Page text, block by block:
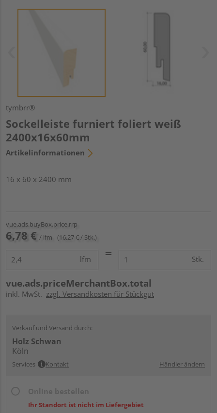
tymbrr®
Sockelleiste furniert foliert weiß
2400x16x60mm
Artikelinformationen
16 x 60 x 2400 mm
vue.ads.buyBox.price.rrp
6,78 € / lfm (16,27 € / Stk.)
lfm Stk.
vue.ads.priceMerchantBox.total
inkl. MwSt. zzgl. Versandkosten für Stückgut
Verkauf und Versand durch:
Holz Schwan
Köln
Services Kontakt Händler ändern
Ihr Standort ist nicht im Liefergebiet